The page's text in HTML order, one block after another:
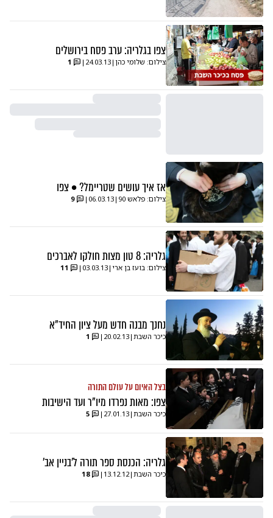
צפו בגלריה: ערב פסח בירושלים
צילום: שלומי כהן |
24.03.13
|
1
אז איך עושים שטריימל? • צפו
צילום: פלאש 90 |
06.03.13
|
9
גלריה: 8 טון מצות חולקו לאברכים
צילום: בועז בן ארי |
03.03.13
|
11
נחנך מבנה חדש מעל ציון החיד"א
כיכר השבת |
20.02.13
|
1
בצל האיום על עולם התורה
צפו: מאות נפרדו מיו"ר ועד הישיבות
כיכר השבת |
27.01.13
|
5
גלריה: הכנסת ספר תורה ל'בניין אב'
כיכר השבת |
13.12.12
|
18